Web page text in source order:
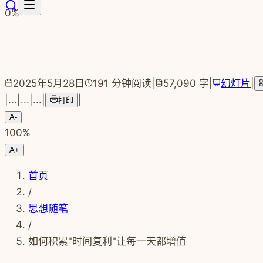
跳转到主要内容
0%
2025年5月28日 191 分钟阅读 57,090 字 幻灯片
... ... ... 打印
A-
100%
A+
首页
/
思想随笔
/
如何积累"时间复利"让每一天都增值